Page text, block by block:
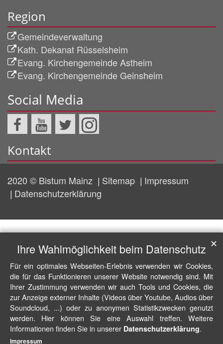
Region
Gemeindeverwaltung
Kath. Dekanat Rüsselsheim
Evang. Kirchengemeinde Astheim
Evang. Kirchengemeinde Geinsheim
Social Media
Kontakt
2020 © Bistum Mainz Sitemap
Impressum
Datenschutzerklärung
Ihre Wahlmöglichkeit beim Datenschutz
Für ein optimales Webseiten-Erlebnis verwenden wir Cookies,
die für das Funktionieren unserer Website notwendig sind. Mit
Ihrer Zustimmung verwenden wir auch Tools und Cookies, die
zur Anzeige externer Inhalte (Videos über Youtube, Audios über
Soundcloud, ...) oder zu anonymen Statistikzwecken genutzt
werden. Hier können Sie eine Auswahl treffen. Weitere
Informationen finden Sie in unserer Datenschutzerklärung.
✕
Impressum